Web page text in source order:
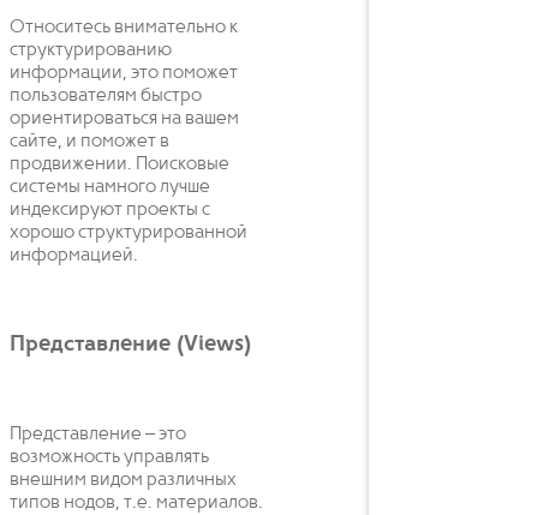
Относитесь внимательно к
структурированию
информации, это поможет
пользователям быстро
ориентироваться на вашем
сайте, и поможет в
продвижении. Поисковые
системы намного лучше
индексируют проекты с
хорошо структурированной
информацией.
Представление (Views)
Представление – это
возможность управлять
внешним видом различных
типов нодов, т.е. материалов.